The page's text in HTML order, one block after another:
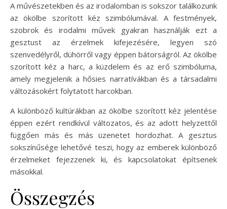
A művészetekben és az irodalomban is sokszor találkozunk
az ökölbe szorított kéz szimbólumával. A festmények,
szobrok és irodalmi művek gyakran használják ezt a
gesztust az érzelmek kifejezésére, legyen szó
szenvedélyről, dühörről vagy éppen bátorságról. Az ökölbe
szorított kéz a harc, a küzdelem és az erő szimbóluma,
amely megjelenik a hősies narratívákban és a társadalmi
változásokért folytatott harcokban.
A különböző kultúrákban az ökölbe szorított kéz jelentése
éppen ezért rendkívül változatos, és az adott helyzettől
függően más és más üzenetet hordozhat. A gesztus
sokszínűsége lehetővé teszi, hogy az emberek különböző
érzelmeket fejezzenek ki, és kapcsolatokat építsenek
másokkal.
Összegzés